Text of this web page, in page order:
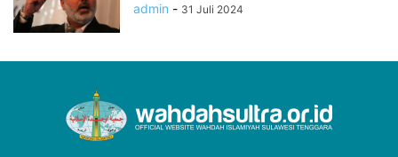
admin - 31 Juli 2024